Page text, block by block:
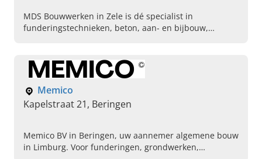
MDS Bouwwerken in Zele is dé specialist in
funderingstechnieken, beton, aan- en bijbouw,
Memico
Kapelstraat 21, Beringen
Memico BV in Beringen, uw aannemer algemene bouw
in Limburg. Voor funderingen, grondwerken,